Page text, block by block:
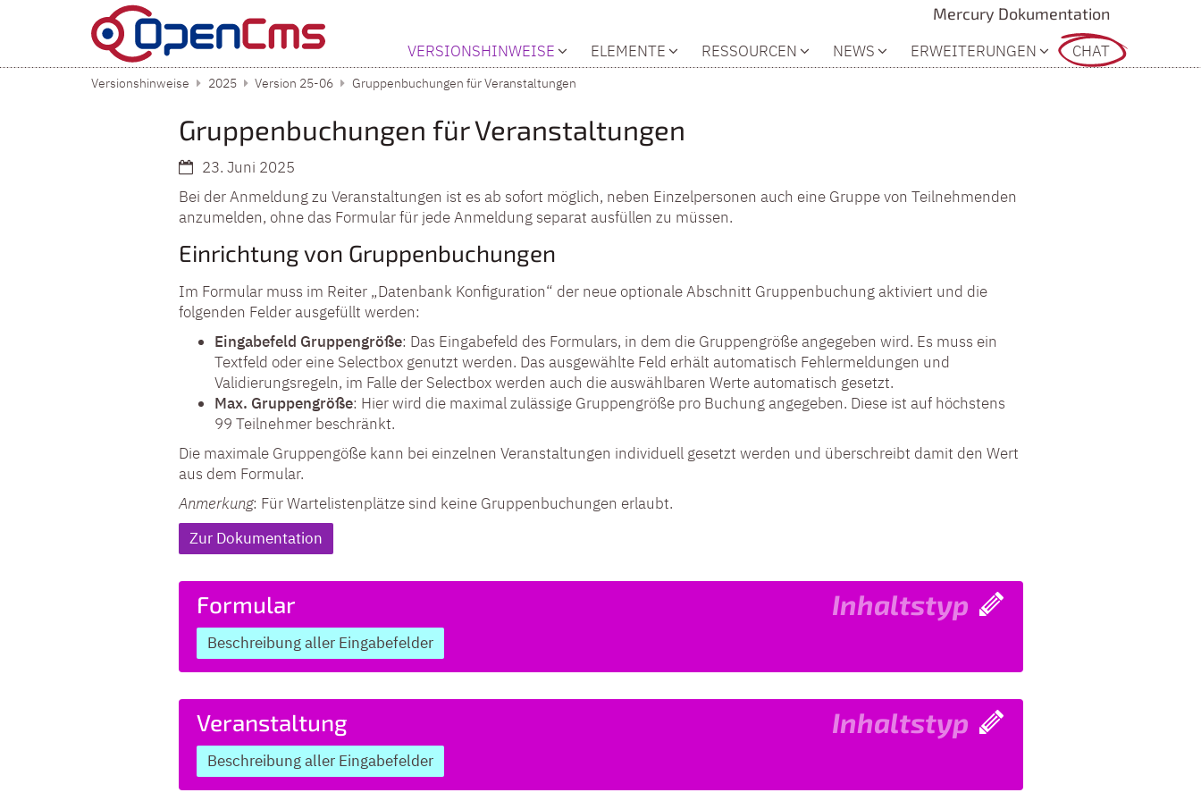
Zum Inhalt springen
Mercury Dokumentation
VERSIONSHINWEISE
ELEMENTE RESSOURCEN NEWS ERWEITERUNGEN CHAT
Versionshinweise 2025 Version 25-06 Gruppenbuchungen für Veranstaltungen
Gruppenbuchungen für Veranstaltungen
23. Juni 2025
Bei der Anmeldung zu Veranstaltungen ist es ab sofort möglich, neben Einzelpersonen auch eine Gruppe von Teilnehmenden
anzumelden, ohne das Formular für jede Anmeldung separat ausfüllen zu müssen.
Einrichtung von Gruppenbuchungen
Im Formular muss im Reiter „Datenbank Konfiguration“ der neue optionale Abschnitt Gruppenbuchung aktiviert und die
folgenden Felder ausgefüllt werden:
Eingabefeld Gruppengröße: Das Eingabefeld des Formulars, in dem die Gruppengröße angegeben wird. Es muss ein
Textfeld oder eine Selectbox genutzt werden. Das ausgewählte Feld erhält automatisch Fehlermeldungen und
Validierungsregeln, im Falle der Selectbox werden auch die auswählbaren Werte automatisch gesetzt.
Max. Gruppengröße: Hier wird die maximal zulässige Gruppengröße pro Buchung angegeben. Diese ist auf höchstens
99 Teilnehmer beschränkt.
Die maximale Gruppengöße kann bei einzelnen Veranstaltungen individuell gesetzt werden und überschreibt damit den Wert
aus dem Formular.
Anmerkung: Für Wartelistenplätze sind keine Gruppenbuchungen erlaubt.
Zur Dokumentation
Inhaltstyp
Formular
Beschreibung aller Eingabefelder
Inhaltstyp
Veranstaltung
Beschreibung aller Eingabefelder